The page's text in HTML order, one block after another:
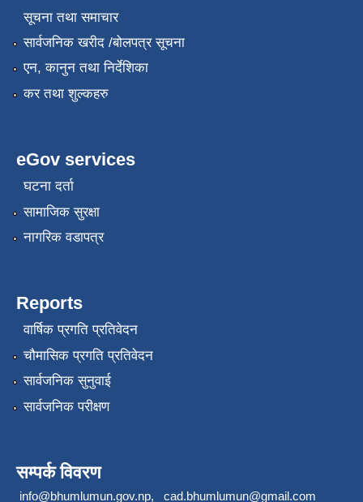
सूचना तथा समाचार
सार्वजनिक खरीद /बोलपत्र सूचना
एन, कानुन तथा निर्देशिका
कर तथा शुल्कहरु
eGov services
घटना दर्ता
सामाजिक सुरक्षा
नागरिक वडापत्र
Reports
वार्षिक प्रगति प्रतिवेदन
चौमासिक प्रगति प्रतिवेदन
सार्वजनिक सुनुवाई
सार्वजनिक परीक्षण
सम्पर्क विवरण
info@bhumlumun.gov.np, cad.bhumlumun@gmail.com